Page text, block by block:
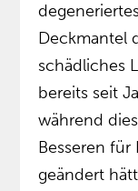
Deckmantel
schädliches
bereits seit
während
Besseren
geändert